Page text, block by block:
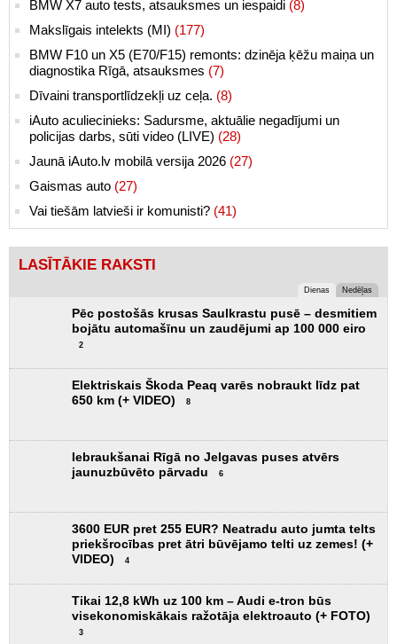
BMW X7 auto tests, atsauksmes un iespaidi
(8)
Makslīgais intelekts (MI) (177)
BMW F10 un X5 (E70/F15) remonts: dzinēja ķēžu maiņa un
diagnostika Rīgā, atsauksmes
(7)
Dīvaini transportlīdzekļi uz ceļa.
(8)
iAuto aculiecinieks: Sadursme, aktuālie negadījumi un
policijas darbs, sūti video (LIVE) (28)
Jaunā iAuto.lv mobilā versija 2026
(27)
(27)
(41)
Pēc postošās krusas Saulkrastu pusē – desmitiem
bojātu automašīnu un zaudējumi ap 100 000 eiro
Elektriskais Škoda Peaq varēs nobraukt līdz pat
650 km (+ VIDEO)
8
Iebraukšanai Rīgā no Jelgavas puses atvērs
jaunuzbūvēto pārvadu
6
Tikai 12,8 kWh uz 100 km – Audi e-tron būs
visekonomiskākais ražotāja elektroauto (+ FOTO)
3
Piedāvājumā atgriežas 821 Zs jaudīgais Shelby F-
150 Super Snake Sport (+ FOTO)